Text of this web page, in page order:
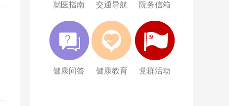
就医指南 交通导航 院务信箱
健康问答 健康教育 党群活动